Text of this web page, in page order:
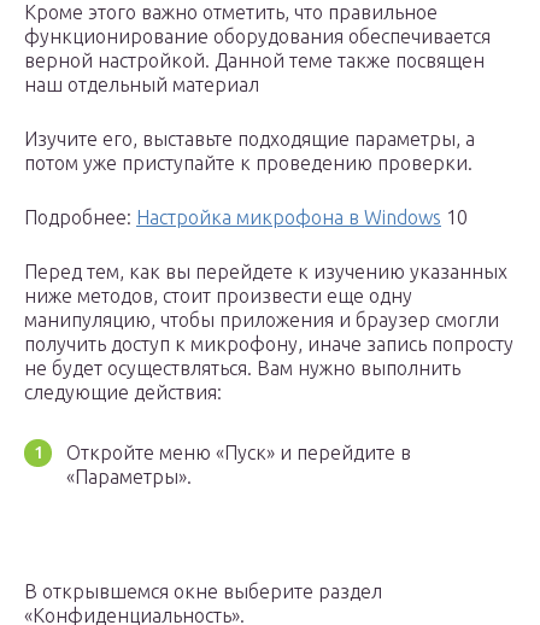
Кроме этого важно отметить, что правильное
функционирование оборудования обеспечивается
верной настройкой. Данной теме также посвящен
наш отдельный материал
Изучите его, выставьте подходящие параметры, а
потом уже приступайте к проведению проверки.
Подробнее: Настройка микрофона в Windows 10
Перед тем, как вы перейдете к изучению указанных
ниже методов, стоит произвести еще одну
манипуляцию, чтобы приложения и браузер смогли
получить доступ к микрофону, иначе запись попросту
не будет осуществляться. Вам нужно выполнить
следующие действия:
Откройте меню «Пуск» и перейдите в
«Параметры».
В открывшемся окне выберите раздел
«Конфиденциальность».